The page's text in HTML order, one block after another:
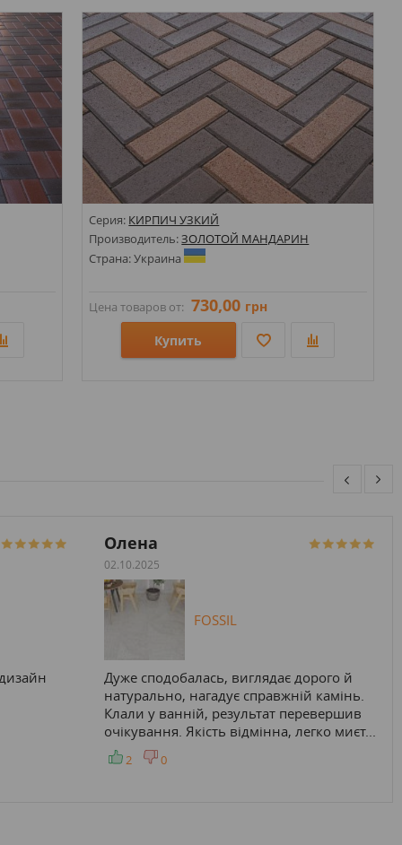
Стили:
Цвета:
Серия: КИРПИЧ УЗКИЙ
Производитель:ЗОЛОТОЙ МАНДАРИН
Страна: Украина
Цена товаров от: 730,00 грн
Купить
Олена
02.10.2025
FOSSIL
Дуже сподобалась, виглядає дорого й
натурально, нагадує справжній камінь.
Клали у ванній, результат перевершив
очікування. Якість відмінна, легко миєт...
2 0